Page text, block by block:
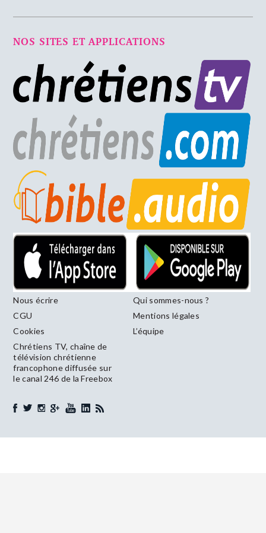
NOS SITES ET APPLICATIONS
Nous écrire
Qui sommes-nous ?
CGU
Mentions légales
Cookies
L’équipe
Chrétiens TV, chaîne de
télévision chrétienne
francophone diffusée sur
le canal 246 de la Freebox